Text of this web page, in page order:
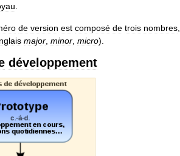
de version est composé de trois nombres
major minor micro).
développement